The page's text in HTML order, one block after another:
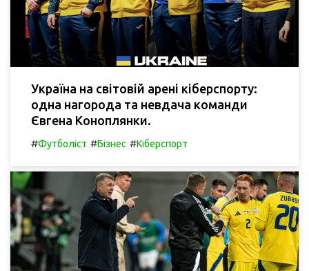
Україна на світовій арені кіберспорту:
одна нагорода та невдача команди
Євгена Коноплянки.
#Футболіст #Бізнес #Кіберспорт